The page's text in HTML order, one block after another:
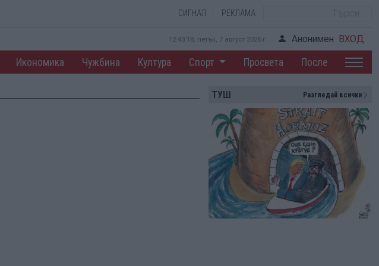
СИГНАЛ РЕКЛАМА
12:43:19, петък, 7 август 2026 г. Анонимен ВХОД
Икономика Чужбина Култура Спорт Просвета После
ТУШ Разгледай всички